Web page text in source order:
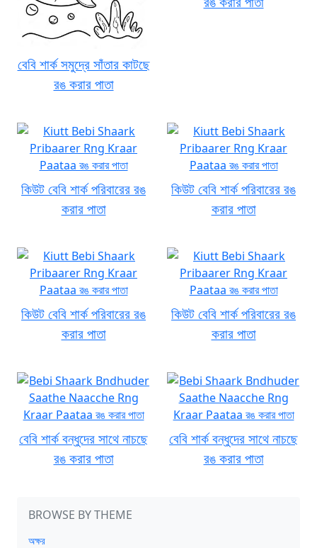
বেবি শার্ক সমুদ্রে সাঁতার কাটছে
রঙ করার পাতা
কিউট বেবি শার্ক পরিবারের রঙ
করার পাতা
কিউট বেবি শার্ক পরিবারের রঙ
করার পাতা
কিউট বেবি শার্ক পরিবারের রঙ
করার পাতা
কিউট বেবি শার্ক পরিবারের রঙ
করার পাতা
বেবি শার্ক বন্ধুদের সাথে নাচছে
রঙ করার পাতা
বেবি শার্ক বন্ধুদের সাথে নাচছে
রঙ করার পাতা
BROWSE BY THEME
অক্ষর